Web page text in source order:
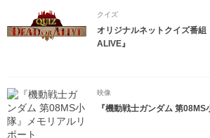
クイズ
オリジナルネットクイズ番組
ALIVE』
映像
『機動戦士ガンダム 第